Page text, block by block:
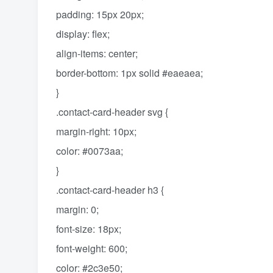
padding: 15px 20px;
display: flex;
align-items: center;
border-bottom: 1px solid #eaeaea;
}
.contact-card-header svg {
margin-right: 10px;
color: #0073aa;
}
.contact-card-header h3 {
margin: 0;
font-size: 18px;
font-weight: 600;
color: #2c3e50;